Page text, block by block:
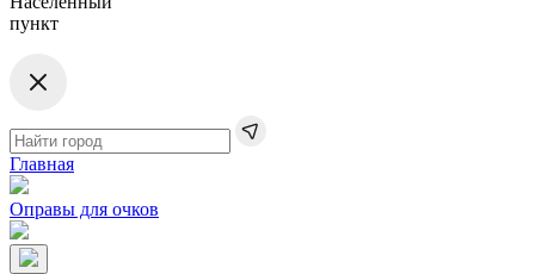
пункт
Главная
Оправы для очков